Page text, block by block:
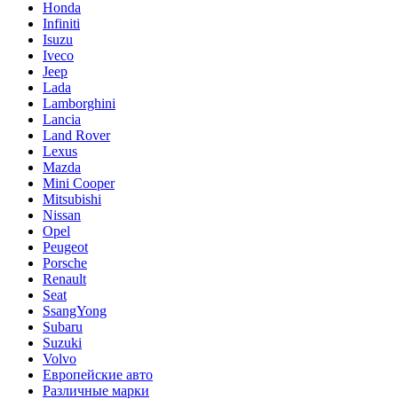
Honda
Infiniti
Isuzu
Iveco
Jeep
Lada
Lamborghini
Lancia
Land Rover
Lexus
Mazda
Mini Cooper
Mitsubishi
Nissan
Opel
Peugeot
Porsche
Renault
Seat
SsangYong
Subaru
Suzuki
Volvo
Европейские авто
Различные марки